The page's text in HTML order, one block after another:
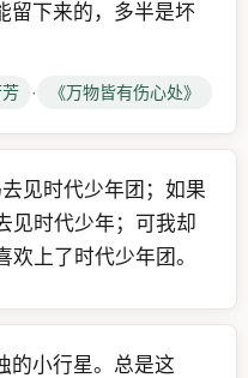
留下来的，多半是坏
· 《万物皆有伤心处》
见时代少年团；如果
见时代少年；可我却
上了时代少年团。
的小行星。总是这